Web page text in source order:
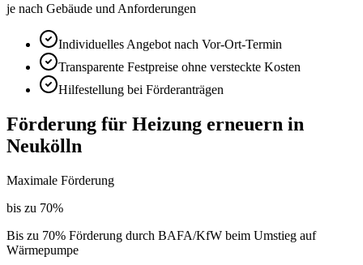
je nach Gebäude und Anforderungen
Individuelles Angebot nach Vor-Ort-Termin
Transparente Festpreise ohne versteckte Kosten
Hilfestellung bei Förderanträgen
Förderung für Heizung erneuern in
Neukölln
Maximale Förderung
bis zu 70%
Bis zu 70% Förderung durch BAFA/KfW beim Umstieg auf
Wärmepumpe